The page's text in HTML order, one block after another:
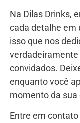
Na Dilas Drinks,
cada detalhe em
isso que nos
verdadeiramente
convidados.
enquanto você
momento da sua
Entre em